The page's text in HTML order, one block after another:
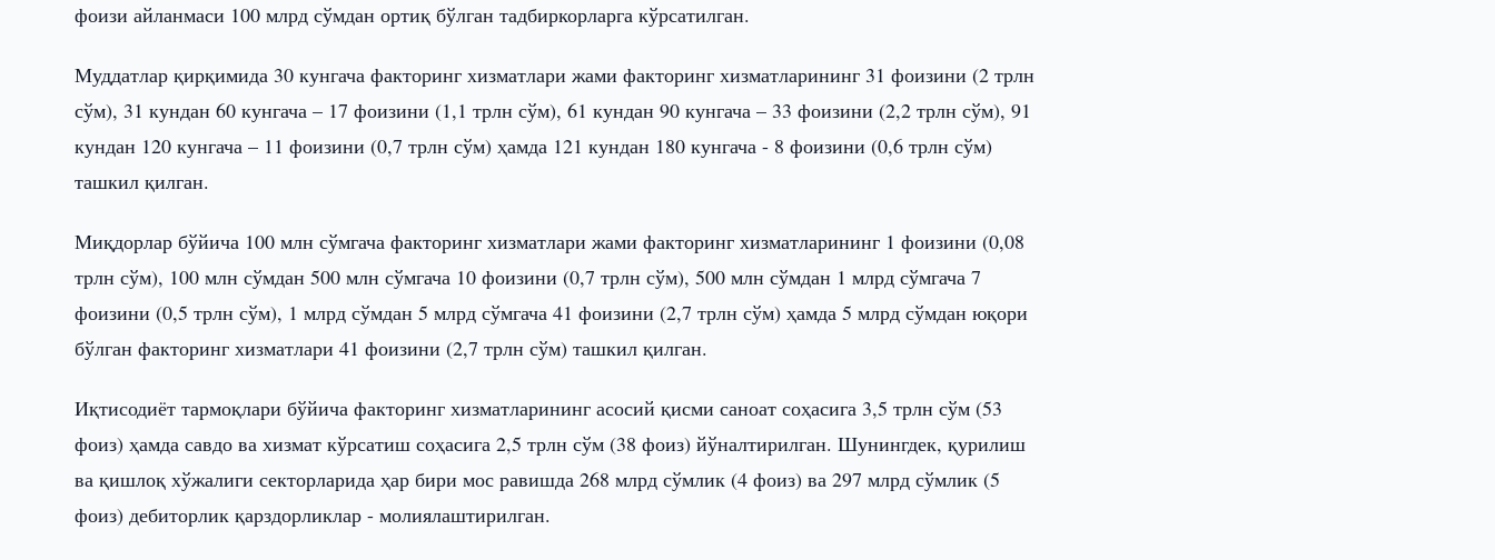
фоизи айланмаси 100 млрд сўмдан ортиқ бўлган тадбиркорларга кўрсатилган.
Муддатлар қирқимида 30 кунгача факторинг хизматлари жами факторинг хизматларининг 31 фоизини (2 трлн
сўм), 31 кундан 60 кунгача – 17 фоизини (1,1 трлн сўм), 61 кундан 90 кунгача – 33 фоизини (2,2 трлн сўм), 91
кундан 120 кунгача – 11 фоизини (0,7 трлн сўм) ҳамда 121 кундан 180 кунгача - 8 фоизини (0,6 трлн сўм)
ташкил қилган.
Миқдорлар бўйича 100 млн сўмгача факторинг хизматлари жами факторинг хизматларининг 1 фоизини (0,08
трлн сўм), 100 млн сўмдан 500 млн сўмгача 10 фоизини (0,7 трлн сўм), 500 млн сўмдан 1 млрд сўмгача 7
фоизини (0,5 трлн сўм), 1 млрд сўмдан 5 млрд сўмгача 41 фоизини (2,7 трлн сўм) ҳамда 5 млрд сўмдан юқори
бўлган факторинг хизматлари 41 фоизини (2,7 трлн сўм) ташкил қилган.
Иқтисодиёт тармоқлари бўйича факторинг хизматларининг асосий қисми саноат соҳасига 3,5 трлн сўм (53
фоиз) ҳамда савдо ва хизмат кўрсатиш соҳасига 2,5 трлн сўм (38 фоиз) йўналтирилган. Шунингдек, қурилиш
ва қишлоқ хўжалиги секторларида ҳар бири мос равишда 268 млрд сўмлик (4 фоиз) ва 297 млрд сўмлик (5
фоиз) дебиторлик қарздорликлар - молиялаштирилган.